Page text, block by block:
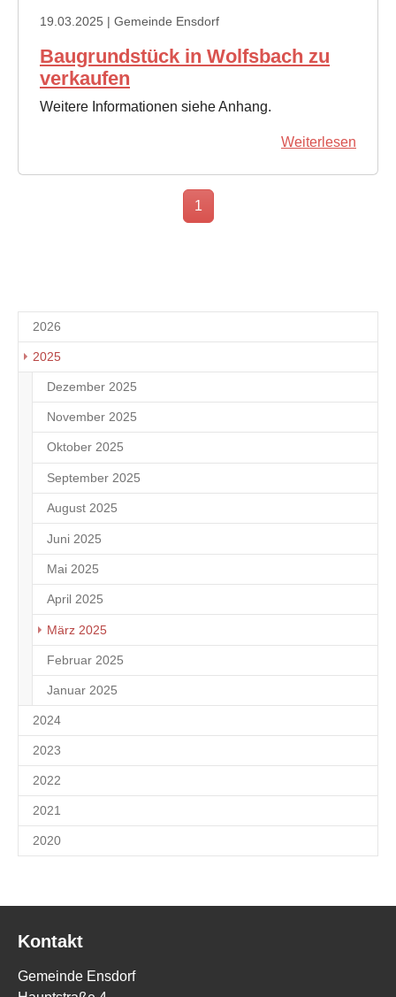
19.03.2025 | Gemeinde Ensdorf
Baugrundstück in Wolfsbach zu
verkaufen
Weitere Informationen siehe Anhang.
Weiterlesen
1
2026
2025
Dezember 2025
November 2025
Oktober 2025
September 2025
August 2025
Juni 2025
Mai 2025
April 2025
März 2025
Februar 2025
Januar 2025
2024
2023
2022
2021
2020
Kontakt
Gemeinde Ensdorf